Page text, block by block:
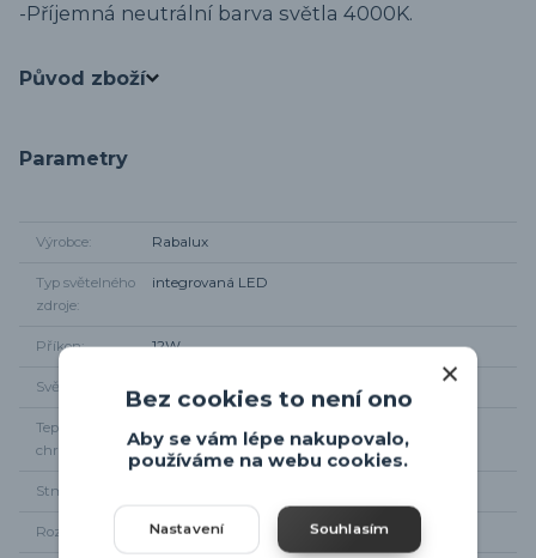
-Příjemná neutrální barva světla 4000K.
Původ zboží
Parametry
Výrobce Rabalux
Typ světelného
zdroje
integrovaná LED
Příkon 12W
Světelný tok
Teplota
chromatičnosti
Stmívání
Rozměr svítidla 28 x 28cm, výška 6,5cm
Bez cookies to není ono
Aby se vám lépe nakupovalo,
používáme na webu cookies.
Nastavení Souhlasím